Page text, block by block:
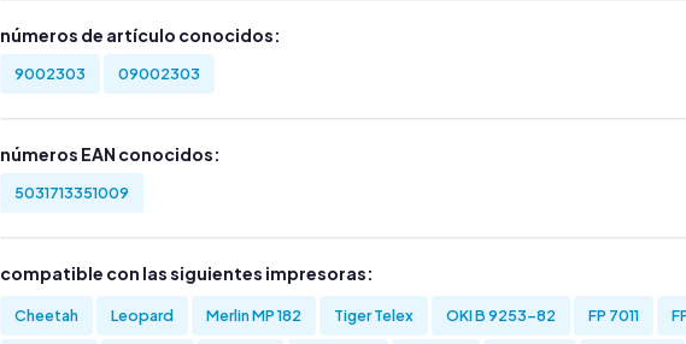
números de artículo conocidos:
9002303 09002303
números EAN conocidos:
5031713351009
compatible con las siguientes impresoras:
Cheetah Leopard Merlin MP 182 Tiger Telex OKI B 9253-82 FP 7011